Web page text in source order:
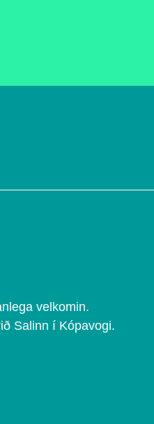
velkomin.
Salinn í Kópavogi.